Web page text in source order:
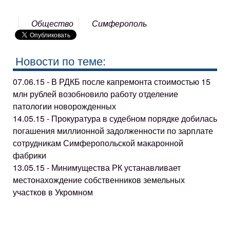
Общество Симферополь
Новости по теме:
07.06.15 - В РДКБ после капремонта стоимостью 15
млн рублей возобновило работу отделение
патологии новорожденных
14.05.15 - Прокуратура в судебном порядке добилась
погашения миллионной задолженности по зарплате
сотрудникам Симферопольской макаронной
фабрики
13.05.15 - Минимущества РК устанавливает
местонахождение собственников земельных
участков в Укромном